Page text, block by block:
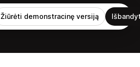
Žiūrėti demonstracinę versiją